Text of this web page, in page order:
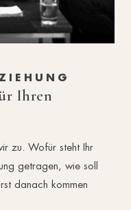
Ihren
zu. Wofür steht Ihr
getragen, wie soll
danach kommen